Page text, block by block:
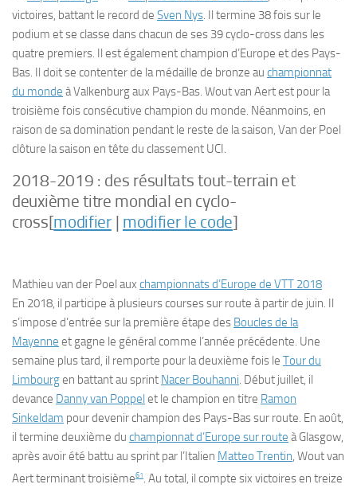
victoires, battant le record de Sven Nys. Il termine 38 fois sur le
podium et se classe dans chacun de ses 39 cyclo-cross dans les
quatre premiers. Il est également champion d’Europe et des Pays-
Bas. Il doit se contenter de la médaille de bronze au championnat
du monde à Valkenburg aux Pays-Bas. Wout van Aert est pour la
troisième fois consécutive champion du monde. Néanmoins, en
raison de sa domination pendant le reste de la saison, Van der Poel
clôture la saison en tête du classement UCI.
2018-2019 : des résultats tout-terrain et
deuxième titre mondial en cyclo-
cross[modifier| modifier le code]
Mathieu van der Poel aux championnats d’Europe de VTT 2018
En 2018, il participe à plusieurs courses sur route à partir de juin. Il
s’impose d’entrée sur la première étape des Boucles de la
Mayenne et gagne le général comme l’année précédente. Une
semaine plus tard, il remporte pour la deuxième fois le Tour du
Limbourgen battant au sprint Nacer Bouhanni. Début juillet, il
devance Danny van Poppel et le champion en titre Ramon
Sinkeldam pour devenir champion des Pays-Bas sur route. En août,
il termine deuxième du championnat d’Europe sur route à Glasgow,
après avoir été battu au sprint par l’Italien Matteo Trentin, Wout van
Aert terminant troisième61. Au total, il compte six victoires en treize